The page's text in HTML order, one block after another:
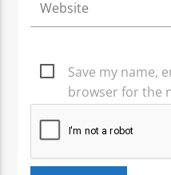
Save my name,
browser for the